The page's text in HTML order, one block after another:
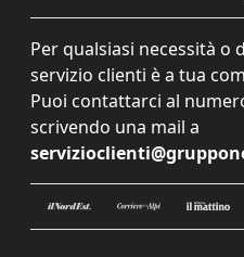
Per qualsiasi necessità o
servizio clienti è a tua
Puoi contattarci al
scrivendo una mail a